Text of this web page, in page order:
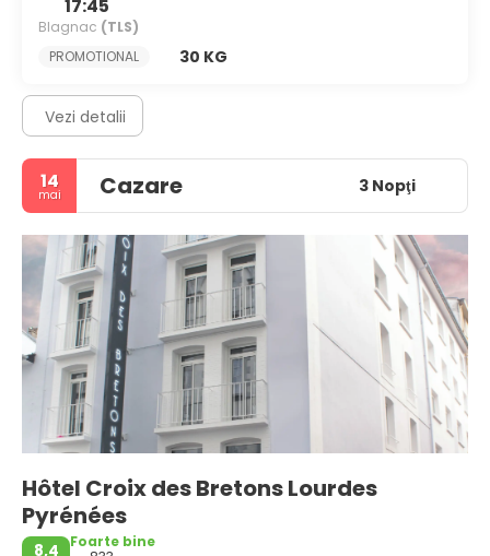
17:45
Blagnac (TLS)
PROMOTIONAL
30 KG
Vezi detalii
14
mai Cazare 3 Nopţi
Hôtel Croix des Bretons Lourdes
Pyrénées
8,4
Foarte bine